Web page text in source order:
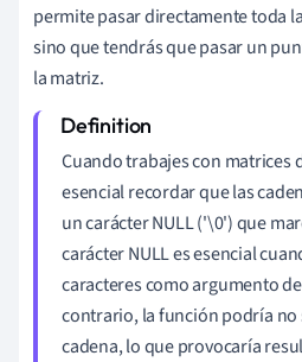
permite pasar directamente toda
sino que tendrás que pasar un
la matriz.
Cuando trabajes con matrices
esencial recordar que las
un carácter NULL ('\0') que
carácter NULL es esencial
caracteres como argumento
contrario, la función podría
cadena, lo que provocaría